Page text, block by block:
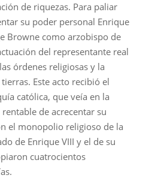
de riquezas. Para paliar
su poder personal Enrique
Browne como arzobispo de
del representante real
órdenes religiosas y la
Este acto recibió el
católica, que veía en la
de acrecentar su
el monopolio religioso de la
de Enrique VIII y el de su
cuatrocientos